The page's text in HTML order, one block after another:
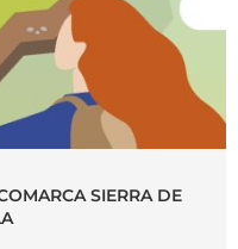
SIERRA DE